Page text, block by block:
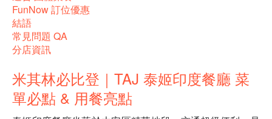
FunNow 訂位優惠
結語
常見問題 QA
分店資訊
米其林必比登｜TAJ 泰姬印度餐廳 菜
單必點 & 用餐亮點